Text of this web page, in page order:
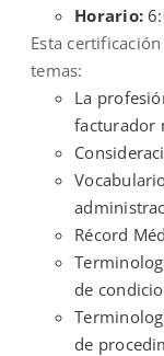
Horario:
Esta
temas:
La
facturador
Récord
de
de